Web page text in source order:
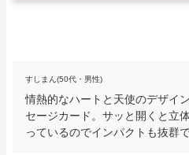
すしまん(50代・男性)
情熱的なハートと天使のデザイ
セージカード。サッと開くと立
っているのでインパクトも抜群で